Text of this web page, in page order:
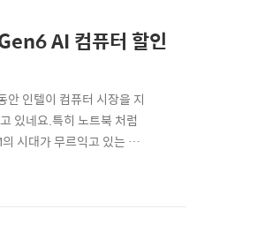
터 할인
인텔이 컴퓨터 시장을 지
있네요.특히 노트북 처럼
시대가 무르익고 있는 것
머신들이 속속 출시되고